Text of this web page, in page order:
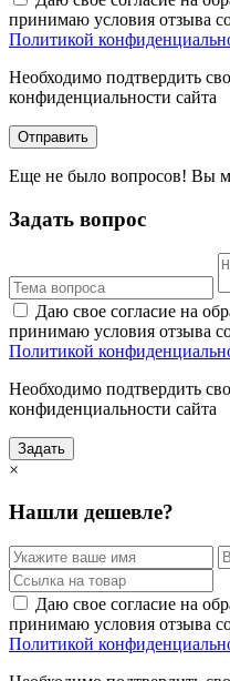
принимаю условия отзыва
Политикой
Необходимо подтвердить
конфиденциальности сайта
Отправить
Еще не было вопросов! Вы
Задать вопрос
Даю свое согласие на
принимаю условия отзыва
Политикой
Необходимо подтвердить
конфиденциальности сайта
Задать
×
Нашли дешевле?
Даю свое согласие на
принимаю условия отзыва
Политикой